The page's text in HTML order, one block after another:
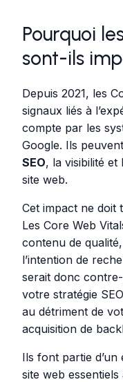
Pourquoi
sont-ils
Depuis 2021, les
signaux liés à
compte par les
Google. Ils
SEO, la visibilité et
site web.
Cet impact ne doit
Les Core Web
contenu de
l’intention de
serait donc
votre stratégie
au détriment de
acquisition de
Ils font partie d’un
site web